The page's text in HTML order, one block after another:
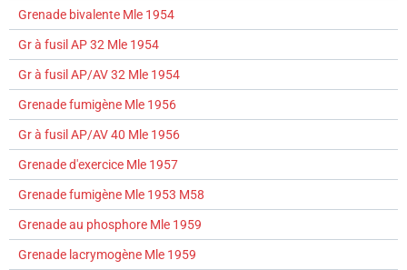
Grenade bivalente Mle 1954
Gr à fusil AP 32 Mle 1954
Gr à fusil AP/AV 32 Mle 1954
Grenade fumigène Mle 1956
Gr à fusil AP/AV 40 Mle 1956
Grenade d'exercice Mle 1957
Grenade fumigène Mle 1953 M58
Grenade au phosphore Mle 1959
Grenade lacrymogène Mle 1959